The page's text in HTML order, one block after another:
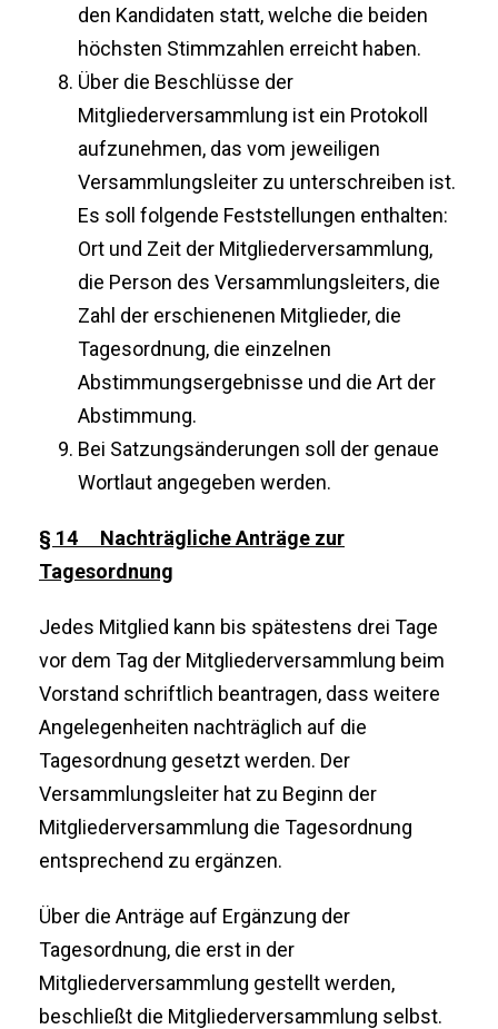
den Kandidaten statt, welche die beiden
höchsten Stimmzahlen erreicht haben.
Über die Beschlüsse der
Mitgliederversammlung ist ein Protokoll
aufzunehmen, das vom jeweiligen
Versammlungsleiter zu unterschreiben ist.
Es soll folgende Feststellungen enthalten:
Ort und Zeit der Mitgliederversammlung,
die Person des Versammlungsleiters, die
Zahl der erschienenen Mitglieder, die
Tagesordnung, die einzelnen
Abstimmungsergebnisse und die Art der
Abstimmung.
Bei Satzungsänderungen soll der genaue
Wortlaut angegeben werden.
§ 14 Nachträgliche Anträge zur
Tagesordnung
Jedes Mitglied kann bis spätestens drei Tage
vor dem Tag der Mitgliederversammlung beim
Vorstand schriftlich beantragen, dass weitere
Angelegenheiten nachträglich auf die
Tagesordnung gesetzt werden. Der
Versammlungsleiter hat zu Beginn der
Mitgliederversammlung die Tagesordnung
entsprechend zu ergänzen.
Über die Anträge auf Ergänzung der
Tagesordnung, die erst in der
Mitgliederversammlung gestellt werden,
beschließt die Mitgliederversammlung selbst.